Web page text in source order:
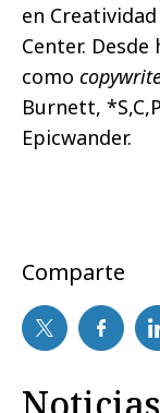
en
Center.
como
Burnett,
Epicwander.
Comparte